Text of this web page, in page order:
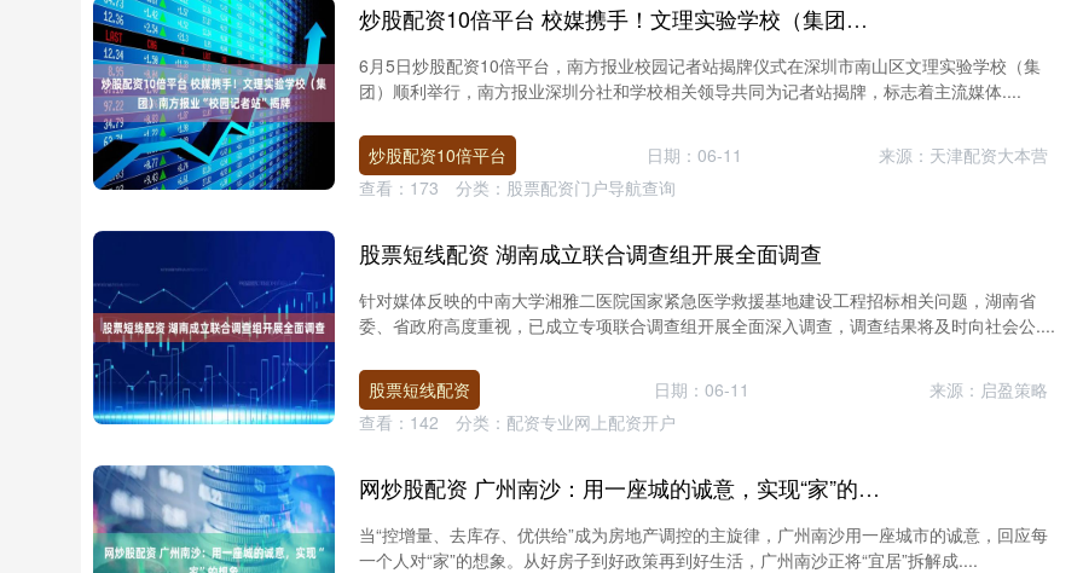
炒股配资10倍平台 校媒携手！文理实验学校（集团）南方报业“校园记者站”揭牌
6月5日炒股配资10倍平台，南方报业校园记者站揭牌仪式在深圳市南山区文理实验学校（集
团）顺利举行，南方报业深圳分社和学校相关领导共同为记者站揭牌，标志着主流媒体....
炒股配资10倍平台 日期：06-11
来源：天津配资大本营
查看： 173 分类： 股票配资门户导航查询
股票短线配资 湖南成立联合调查组开展全面调查
针对媒体反映的中南大学湘雅二医院国家紧急医学救援基地建设工程招标相关问题，湖南省
委、省政府高度重视，已成立专项联合调查组开展全面深入调查，调查结果将及时向社会公....
股票短线配资 日期：06-11
来源：启盈策略
查看： 142 分类： 配资专业网上配资开户
网炒股配资 广州南沙：用一座城的诚意，实现“家”的想象
当“控增量、去库存、优供给”成为房地产调控的主旋律，广州南沙用一座城市的诚意，回应每
一个人对“家”的想象。从好房子到好政策再到好生活，广州南沙正将“宜居”拆解成....